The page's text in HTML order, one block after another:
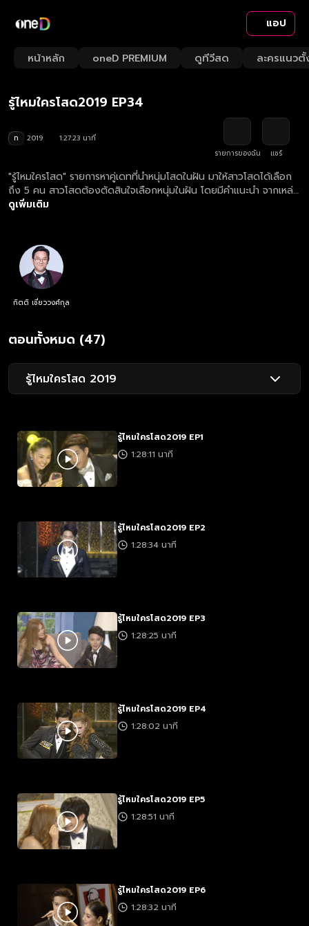
แอป
หน้าหลัก oneD PREMIUM ดูทีวีสด ละครแนวตั้
Loaded:
1.14%
Rate
รู้ไหมใครโสด2019 EP34
ท 2019
1:27:23 นาที
รายการของฉัน
แชร์
"รู้ไหมใครโสด" รายการหาคู่เดทที่นำหนุ่มโสดในฝัน มาให้สาวโสดได้เลือก
ถึง 5 คน สาวโสดต้องตัดสินใจเลือกหนุ่มในฝัน โดยมีคำแนะนำ จากเหล่า
กูรู 4 ท่าน เป็นตัวช่วย ที่จะมาสร้างความสนุก ความป่วน มาร่วมลุ้นไป
ดูเพิ่มเติม
กิตติ เชี่ยววงศ์กุล
ตอนทั้งหมด (47)
รู้ไหมใครโสด 2019
รู้ไหมใครโสด2019 EP1
1:28:11 นาที
รู้ไหมใครโสด2019 EP2
1:28:34 นาที
รู้ไหมใครโสด2019 EP3
1:28:25 นาที
รู้ไหมใครโสด2019 EP4
1:28:02 นาที
รู้ไหมใครโสด2019 EP5
1:28:51 นาที
รู้ไหมใครโสด2019 EP6
1:28:32 นาที